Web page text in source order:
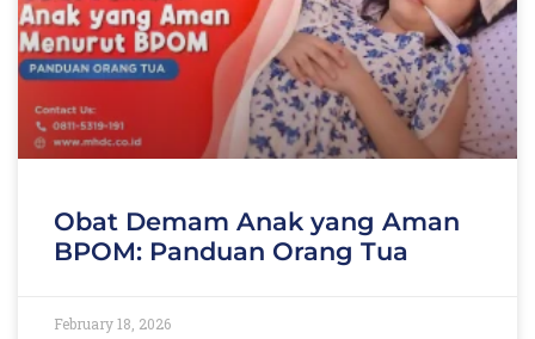
Obat Demam Anak yang Aman
BPOM: Panduan Orang Tua
February 18, 2026